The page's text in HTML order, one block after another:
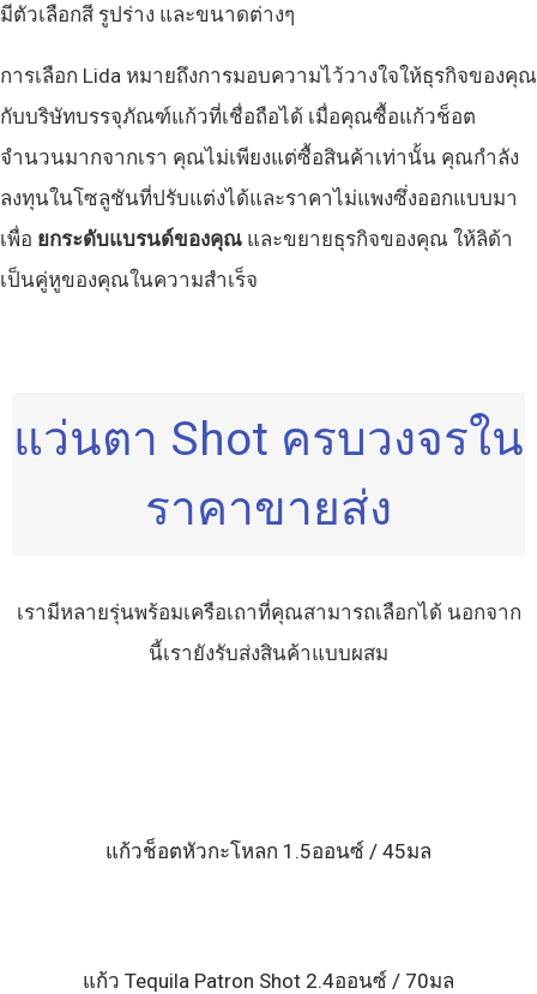
มีตัวเลือกสี รูปร่าง และขนาดต่างๆ
การเลือก Lida หมายถึงการมอบความไว้วางใจให้ธุรกิจของคุณ
กับบริษัทบรรจุภัณฑ์แก้วที่เชื่อถือได้ เมื่อคุณซื้อแก้วช็อต
จำนวนมากจากเรา คุณไม่เพียงแต่ซื้อสินค้าเท่านั้น คุณกำลัง
ลงทุนในโซลูชันที่ปรับแต่งได้และราคาไม่แพงซึ่งออกแบบมา
เพื่อ ยกระดับแบรนด์ของคุณ และขยายธุรกิจของคุณ ให้ลิด้า
เป็นคู่หูของคุณในความสำเร็จ
แว่นตา Shot ครบวงจรใน
ราคาขายส่ง
เรามีหลายรุ่นพร้อมเครือเถาที่คุณสามารถเลือกได้ นอกจาก
นี้เรายังรับส่งสินค้าแบบผสม
แก้วช็อตหัวกะโหลก 1.5ออนซ์ / 45มล
แก้ว Tequila Patron Shot 2.4ออนซ์ / 70มล